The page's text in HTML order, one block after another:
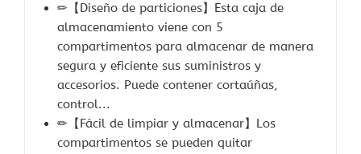
✏【Diseño de particiones】Esta caja de
almacenamiento viene con 5
compartimentos para almacenar de manera
segura y eficiente sus suministros y
accesorios. Puede contener cortaúñas,
control...
✏【Fácil de limpiar y almacenar】Los
compartimentos se pueden quitar